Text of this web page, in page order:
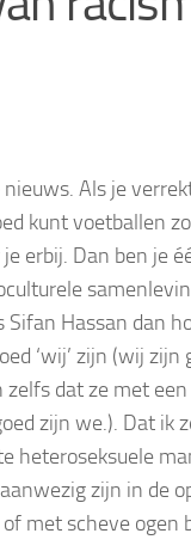
Als je
kunt voetballen
erbij. Dan ben je
Sifan Hassan dan
‘wij’ zijn (wij zijn
dat ze met
zijn we.). Dat ik
heteroseksuele
zijn in de
met scheve ogen